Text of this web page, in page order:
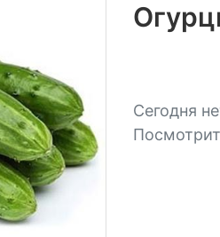
Сегодня